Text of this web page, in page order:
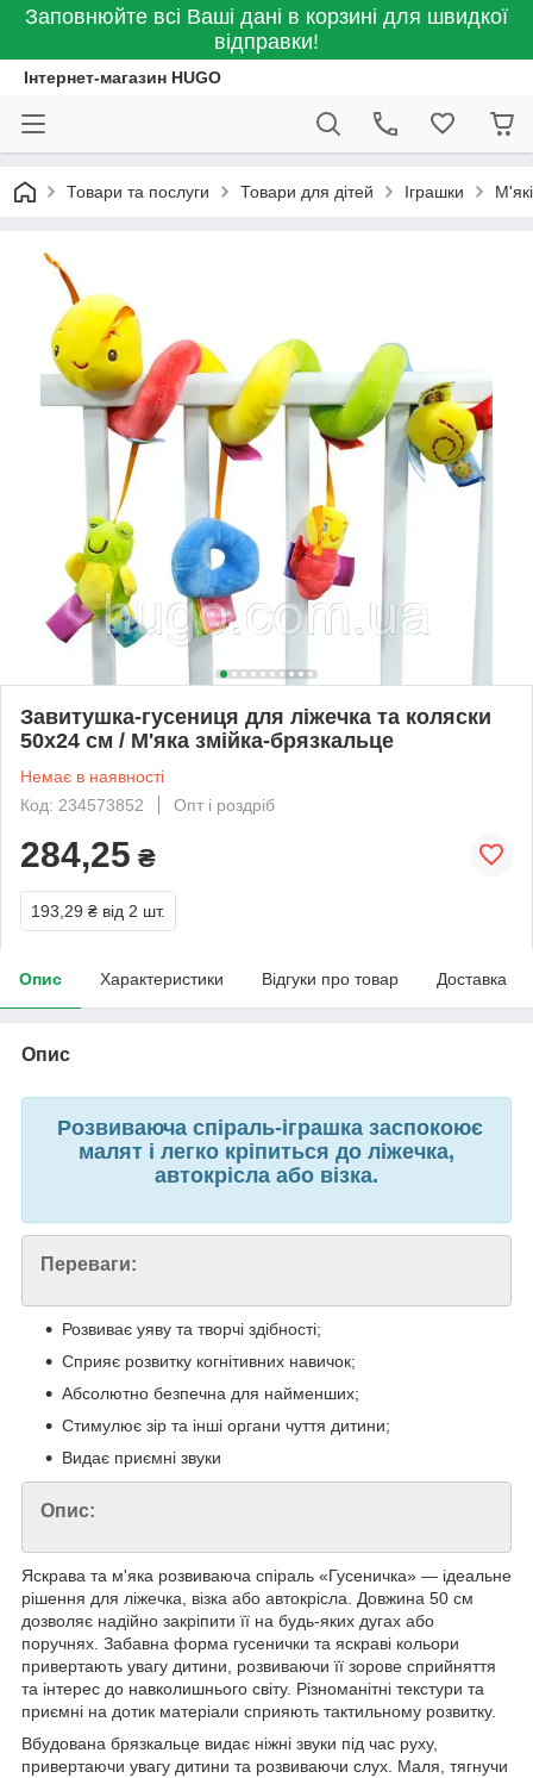
Заповнюйте всі Ваші дані в корзині для швидкої
відправки!
Інтернет-магазин HUGO
Товари та послуги Товари для дітей Іграшки
Завитушка-гусениця для ліжечка та коляски
50х24 см / М'яка змійка-брязкальце
Немає в наявності
Код: 234573852
Опт і роздріб
284,25 ₴
193,29 ₴ від 2 шт.
Опис Характеристики Відгуки про товар Доставка
Опис
Розвиваюча спіраль-іграшка заспокоює
малят і легко кріпиться до ліжечка,
автокрісла або візка.
Переваги:
Розвиває уяву та творчі здібності;
Сприяє розвитку когнітивних навичок;
Абсолютно безпечна для найменших;
Стимулює зір та інші органи чуття дитини;
Видає приємні звуки
Опис:
Яскрава та м'яка розвиваюча спіраль «Гусеничка» — ідеальне
рішення для ліжечка, візка або автокрісла. Довжина 50 см
дозволяє надійно закріпити її на будь-яких дугах або
поручнях. Забавна форма гусенички та яскраві кольори
привертають увагу дитини, розвиваючи її зорове сприйняття
та інтерес до навколишнього світу. Різноманітні текстури та
приємні на дотик матеріали сприяють тактильному розвитку.
Вбудована брязкальце видає ніжні звуки під час руху,
привертаючи увагу дитини та розвиваючи слух. Маля, тягнучи